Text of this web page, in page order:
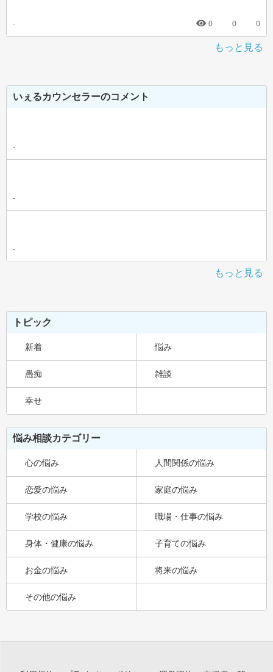
- 0 0 0
もっと見る
いぇるカウンセラーのコメント
-
-
-
もっと見る
トピック
新着 悩み
愚痴 雑談
幸せ
悩み相談カテゴリー
心の悩み 人間関係の悩み
恋愛の悩み 家庭の悩み
学校の悩み 職場・仕事の悩み
身体・健康の悩み 子育ての悩み
お金の悩み 将来の悩み
その他の悩み